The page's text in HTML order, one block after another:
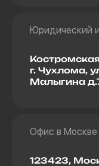
Юридический
г. Чухлома,
Малыгина
Офис в Москве
123423,